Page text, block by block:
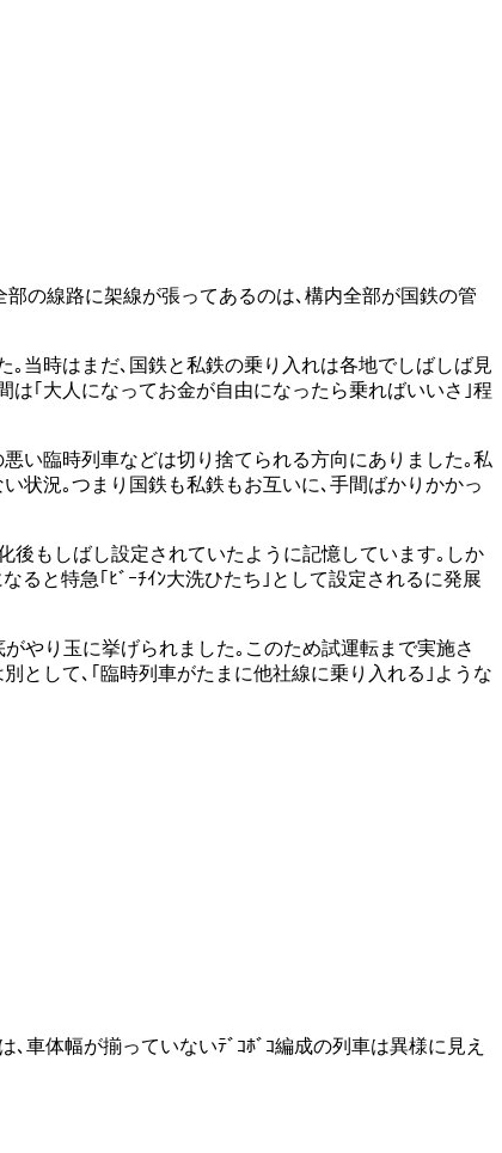
の線路に架線が張ってあるのは､構内全部が国鉄の管
｡当時はまだ､国鉄と私鉄の乗り入れは各地でしばしば見
｢大人になってお金が自由になったら乗ればいいさ｣程
い臨時列車などは切り捨てられる方向にありました｡私
状況｡つまり国鉄も私鉄もお互いに､手間ばかりかかっ
後もしばし設定されていたように記憶しています｡しか
ると特急｢ﾋﾞｰﾁｲﾝ大洗ひたち｣として設定されるに発展
やり玉に挙げられました｡このため試運転まで実施さ
として､｢臨時列車がたまに他社線に乗り入れる｣ような
車体幅が揃っていないﾃﾞｺﾎﾞｺ編成の列車は異様に見え